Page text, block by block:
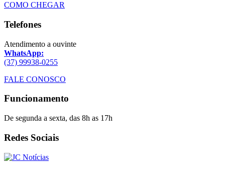
COMO CHEGAR
Telefones
Atendimento a ouvinte
WhatsApp:
(37) 99938-0255
FALE CONOSCO
Funcionamento
De segunda a sexta, das 8h as 17h
Redes Sociais